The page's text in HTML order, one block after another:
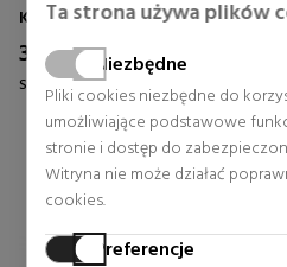
Ta strona używa plików
Niezbędne
Pliki cookies niezbędne do
umożliwiające podstawowe
stronie i dostęp do
Witryna nie może działać
cookies.
Preferencje
SERUM O INTENSYWNYM
DZIAŁANIU
Konkretnie
38,72 € 19% Rabat
Stała cena 47,95 €
0 rewizje